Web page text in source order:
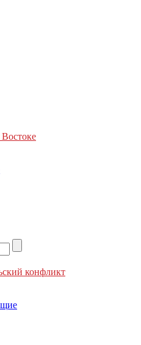
конфликт